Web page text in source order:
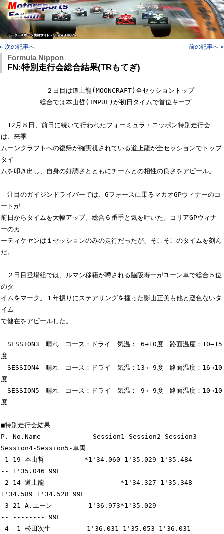
« 次の記事へ 前の記事へ »
Formula Nippon
FN:特別走行会総合結果(TRもてぎ)
２日目は道上龍(MOONCRAFT)全セッショントップ
総合では本山哲(IMPUL)が初日タイムで首位キープ
12月８日、前日に続いて行われたフォーミュラ・ニッポン特別走行会
は、来季
ムーンクラフトへの復帰が確実視されている道上龍が全セッションでトップ
タイ
ムを叩き出し、自身の好調さとともにチームとの相性の良さをアピール。
注目のガイジンドライバーでは、Gフォースに乗るマカオGPウィナーのコ
ートが
前日からタイムを大幅アップ。総合６番手と気を吐いた。コリアGPウィナ
ーのカ
ーティケヤンは１セッションのみの走行だったが、そこそこのタイムを刻ん
だ。
２日目登場組では、ルマン移籍が噂される脇阪寿一がユーン車で総合５位
のタ
イムをマーク。１年振りにステアリングを握った影山正美も他と遜色ないタ
イム
で健在をアピールした。
SESSION3　晴れ　コース：ドライ　気温： 6→10度　路面温度：10→15
度
SESSION4　晴れ　コース：ドライ　気温：13→ 9度　路面温度：16→10
度
SESSION5　晴れ　コース：ドライ　気温： 9→ 9度　路面温度：10→10
度
■特別走行会結果
P.-No.Name-------------Session1-Session2-Session3-
Session4-Session5-車両
-- 1'35.046 99L
1'34.589 1'34.528 99L
-- -------- 99L